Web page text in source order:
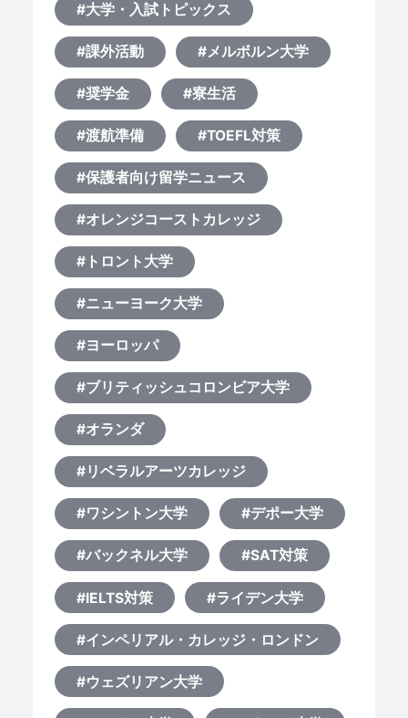
HOME
#大学・入試トピックス
#課外活動 #メルボルン大学
#奨学金 #寮生活
#渡航準備 #TOEFL対策
#保護者向け留学ニュース
#オレンジコーストカレッジ
#トロント大学
#ニューヨーク大学
#ヨーロッパ
#ブリティッシュコロンビア大学
#オランダ
#リベラルアーツカレッジ
#ワシントン大学 #デポー大学
#バックネル大学 #SAT対策
#IELTS対策 #ライデン大学
#インペリアル・カレッジ・ロンドン
#ウェズリアン大学